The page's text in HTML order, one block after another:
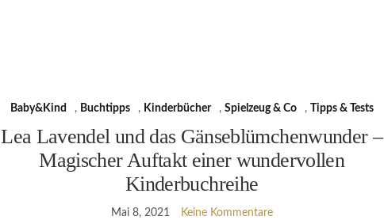
Baby&Kind , Buchtipps , Kinderbücher , Spielzeug & Co , Tipps & Tests
Lea Lavendel und das Gänseblümchenwunder –
Magischer Auftakt einer wundervollen
Kinderbuchreihe
Mai 8, 2021 Keine Kommentare